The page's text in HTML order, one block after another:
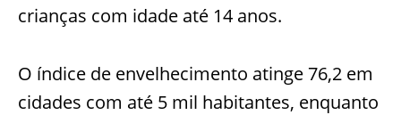
crianças com idade até 14 anos.
O índice de envelhecimento atinge 76,2 em
cidades com até 5 mil habitantes, enquanto